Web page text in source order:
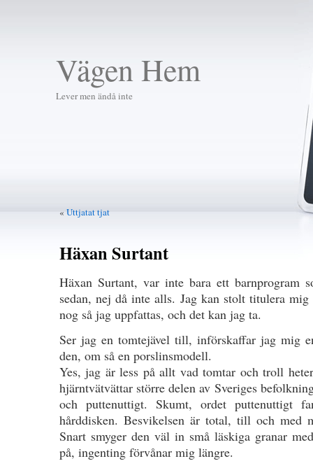
Vägen Hem
Lever men ändå inte
« Uttjatat tjat
Häxan Surtant
Häxan Surtant, var inte bara ett
sedan, nej då inte alls. Jag kan stolt titulera
nog så jag uppfattas, och det kan jag ta.
Ser jag en tomtejävel till, införskaffar jag mig
den, om så en porslinsmodell.
Yes, jag är less på allt vad tomtar och troll
hjärntvätvättar större delen av Sveriges
och puttenuttigt. Skumt, ordet puttenuttigt
hårddisken. Besvikelsen är total, till och med
Snart smyger den väl in små läskiga granar
på, ingenting förvånar mig längre.